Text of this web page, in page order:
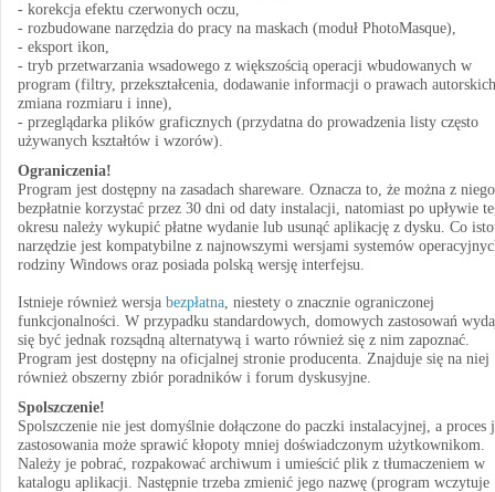
- korekcja efektu czerwonych oczu,
- rozbudowane narzędzia do pracy na maskach (moduł PhotoMasque),
- eksport ikon,
- tryb przetwarzania wsadowego z większością operacji wbudowanych w
program (filtry, przekształcenia, dodawanie informacji o prawach
zmiana rozmiaru i inne),
- przeglądarka plików graficznych (przydatna do prowadzenia listy często
używanych kształtów i wzorów).
Ograniczenia!
Program jest dostępny na zasadach shareware. Oznacza to, że można z niego
bezpłatnie korzystać przez 30 dni od daty instalacji, natomiast po upływie
okresu należy wykupić płatne wydanie lub usunąć aplikację z dysku. Co
narzędzie jest kompatybilne z najnowszymi wersjami systemów
rodziny Windows oraz posiada polską wersję interfejsu.
Istnieje również wersja bezpłatna, niestety o znacznie ograniczonej
funkcjonalności. W przypadku standardowych, domowych zastosowań
się być jednak rozsądną alternatywą i warto również się z nim zapoznać.
Program jest dostępny na oficjalnej stronie producenta. Znajduje się na niej
również obszerny zbiór poradników i forum dyskusyjne.
Spolszczenie!
Spolszczenie nie jest domyślnie dołączone do paczki instalacyjnej, a proces
zastosowania może sprawić kłopoty mniej doświadczonym użytkownikom.
Należy je pobrać, rozpakować archiwum i umieścić plik z tłumaczeniem w
katalogu aplikacji. Następnie trzeba zmienić jego nazwę (program wczytuje